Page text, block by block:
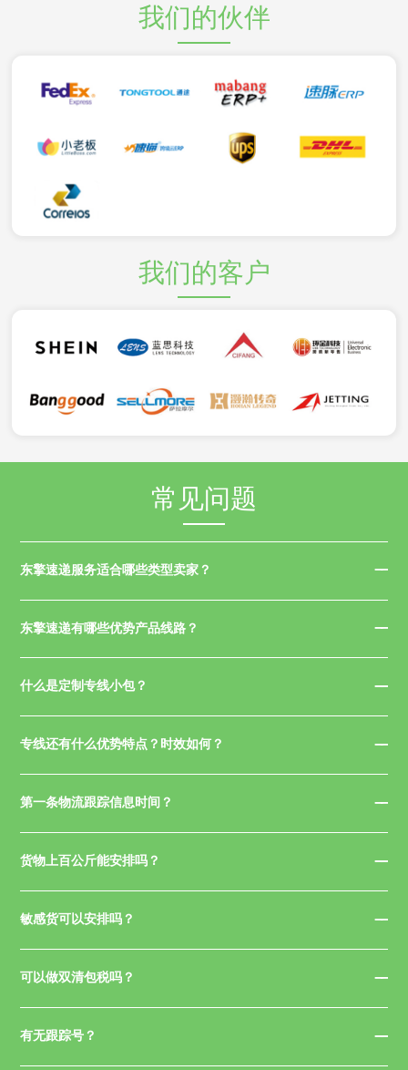
我们的伙伴
我们的客户
常见问题
东擎速递服务适合哪些类型卖家？
东擎速递有哪些优势产品线路？
什么是定制专线小包？
专线还有什么优势特点？时效如何？
第一条物流跟踪信息时间？
货物上百公斤能安排吗？
敏感货可以安排吗？
可以做双清包税吗？
有无跟踪号？